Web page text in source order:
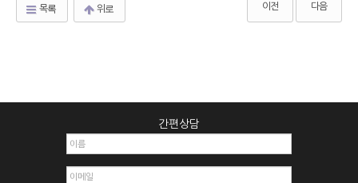
목록 위로 이전 다음
간편상담